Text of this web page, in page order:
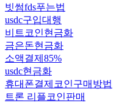
빗썸fds푸는법
usdc구입대행
비트코인현금화
금은돈현금화
소액결제85%
usdc현금화
휴대폰결제코인구매방법
트론 리플코인판매